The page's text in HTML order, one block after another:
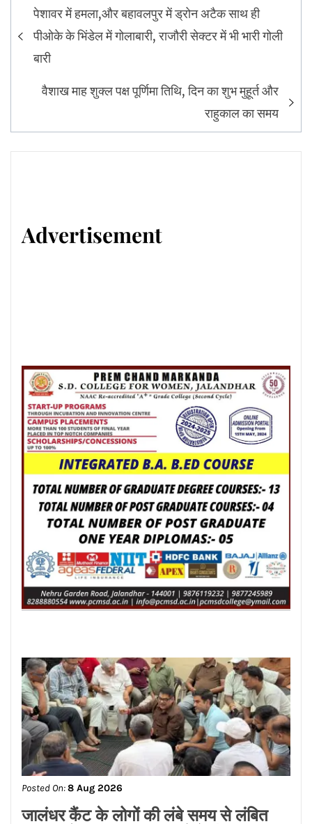
Post
navigation
पेशावर में हमला,और बहावलपुर में ड्रोन अटैक साथ ही
पीओके के भिंडेल में गोलाबारी, राजौरी सेक्टर में भी भारी गोली
बारी
वैशाख माह शुक्ल पक्ष पूर्णिमा तिथि, दिन का शुभ मुहूर्त और
राहुकाल का समय
Advertisement